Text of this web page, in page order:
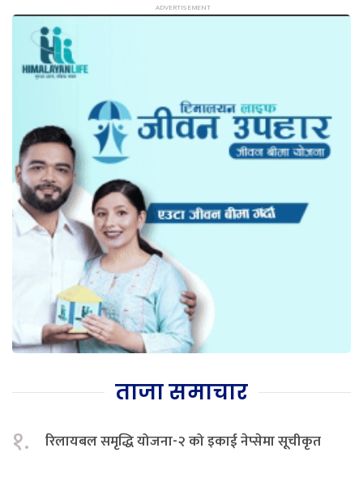
ताजा समाचार
१. रिलायबल समृद्धि योजना-२ को इकाई नेप्सेमा सूचीकृत